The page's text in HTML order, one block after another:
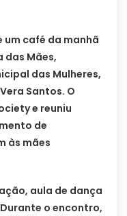
um café da manhã
das Mães,
das Mulheres,
Santos. O
e reuniu
de
às mães
aula de dança
o encontro,